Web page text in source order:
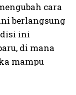
cara
berlangsung
ini
di mana
mampu